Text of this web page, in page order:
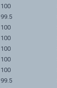
100
99.5
100
100
100
100
100
99.5